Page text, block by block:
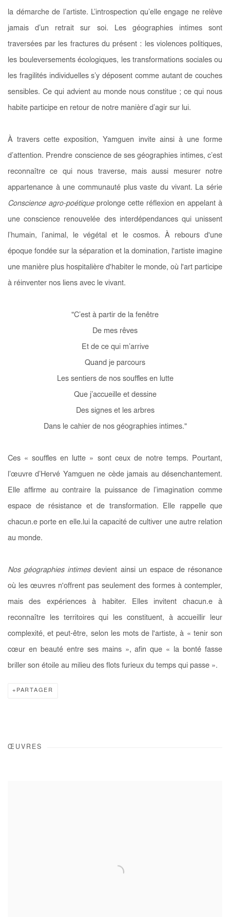
la démarche de l’artiste. L’introspection qu’elle engage ne relève
jamais d’un retrait sur soi. Les géographies intimes sont
traversées par les fractures du présent : les violences politiques,
les bouleversements écologiques, les transformations sociales ou
les fragilités individuelles s’y déposent comme autant de couches
sensibles. Ce qui advient au monde nous constitue ; ce qui nous
habite participe en retour de notre manière d’agir sur lui.
À travers cette exposition, Yamguen invite ainsi à une forme
d’attention. Prendre conscience de ses géographies intimes, c’est
reconnaître ce qui nous traverse, mais aussi mesurer notre
appartenance à une communauté plus vaste du vivant. La série
Conscience agro-poétiqueprolonge cette réflexion en appelant à
une conscience renouvelée des interdépendances qui unissent
l’humain, l’animal, le végétal et le cosmos. À rebours d'une
époque fondée sur la séparation et la domination, l'artiste imagine
une manière plus hospitalière d'habiter le monde, où l'art participe
à réinventer nos liens avec le vivant.
"C’est à partir de la fenêtre
De mes rêves
Et de ce qui m’arrive
Quand je parcours
Les sentiers de nos souffles en lutte
Que j’accueille et dessine
Des signes et les arbres
Dans le cahier de nos géographies intimes."
Ces « souffles en lutte » sont ceux de notre temps. Pourtant,
l’œuvre d’Hervé Yamguen ne cède jamais au désenchantement.
Elle affirme au contraire la puissance de l’imagination comme
espace de résistance et de transformation. Elle rappelle que
chacun.e porte en elle.lui la capacité de cultiver une autre relation
au monde.
Nos géographies intimesdevient ainsi un espace de résonance
où les œuvres n'offrent pas seulement des formes à contempler,
mais des expériences à habiter. Elles invitent chacun.e à
reconnaître les territoires qui les constituent, à accueillir leur
complexité, et peut-être, selon les mots de l'artiste, à « tenir son
cœur en beauté entre ses mains », afin que « la bonté fasse
briller son étoile au milieu des flots furieux du temps qui passe ».
PARTAGER
ŒUVRES